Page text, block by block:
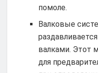
помоле.
Валковые
валками. Этот
для